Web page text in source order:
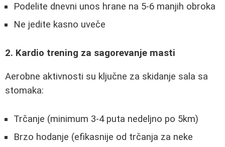
Podelite dnevni unos hrane na 5-6 manjih obroka
Ne jedite kasno uveče
2. Kardio trening za sagorevanje masti
Aerobne aktivnosti su ključne za skidanje sala sa
stomaka:
Trčanje (minimum 3-4 puta nedeljno po 5km)
Brzo hodanje (efikasnije od trčanja za neke